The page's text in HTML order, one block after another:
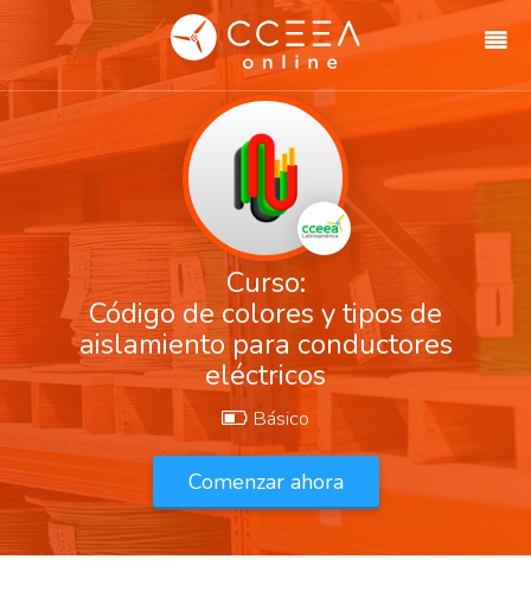
Curso:
Código de colores y tipos de
aislamiento para conductores
eléctricos
Básico
Comenzar ahora